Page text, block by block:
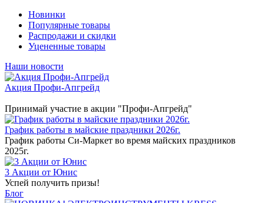
Новинки
Популярные товары
Распродажи и скидки
Уцененные товары
Наши новости
Акция Профи-Апгрейд
Принимай участие в акции "Профи-Апгрейд"
График работы в майские праздники 2026г.
График работы Си-Маркет во время майских праздников
2025г.
3 Акции от Юнис
Успей получить призы!
Блог